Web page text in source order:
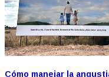
Cómo manejar la